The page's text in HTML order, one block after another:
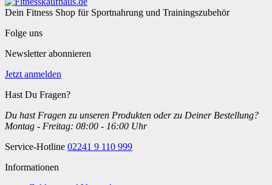
Dein Fitness Shop für Sportnahrung und Trainingszubehör
Folge uns
Newsletter abonnieren
Jetzt anmelden
Hast Du Fragen?
Du hast Fragen zu unseren Produkten oder zu Deiner Bestellung?
Montag - Freitag: 08:00 - 16:00 Uhr
Service-Hotline 02241 9 110 999
Informationen